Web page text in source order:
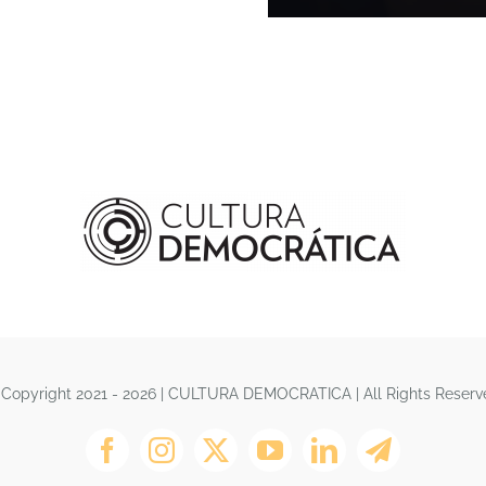
2021 - 2026 | CULTURA DEMOCRATICA | All Rights